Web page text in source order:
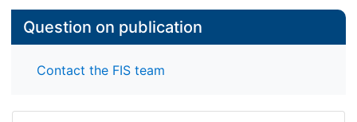
Question on publication
Contact the FIS team